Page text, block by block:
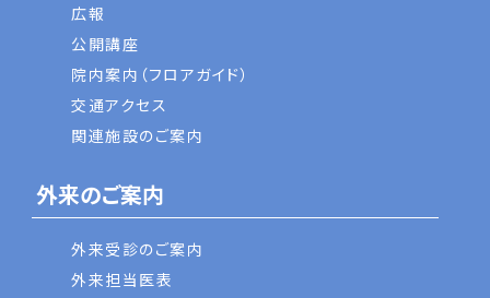
広報
公開講座
院内案内（フロアガイド）
交通アクセス
関連施設のご案内
外来のご案内
外来受診のご案内
外来担当医表